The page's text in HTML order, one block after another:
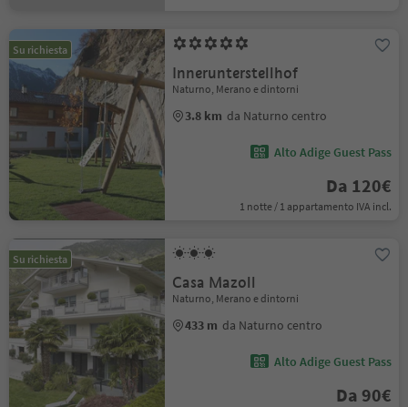
Su richiesta
Innerunterstellhof
Naturno, Merano e dintorni
3.8 km da Naturno centro
Alto Adige Guest Pass
Da 120€
1 notte / 1 appartamento IVA incl.
Su richiesta
Casa Mazoll
Naturno, Merano e dintorni
433 m da Naturno centro
Alto Adige Guest Pass
Da 90€